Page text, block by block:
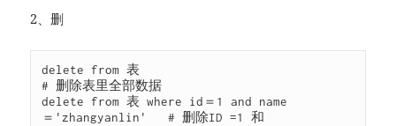
2、删
delete from 表
# 删除表里全部数据
delete from 表 where id＝1 and name
＝'zhangyanlin'   # 删除ID =1 和